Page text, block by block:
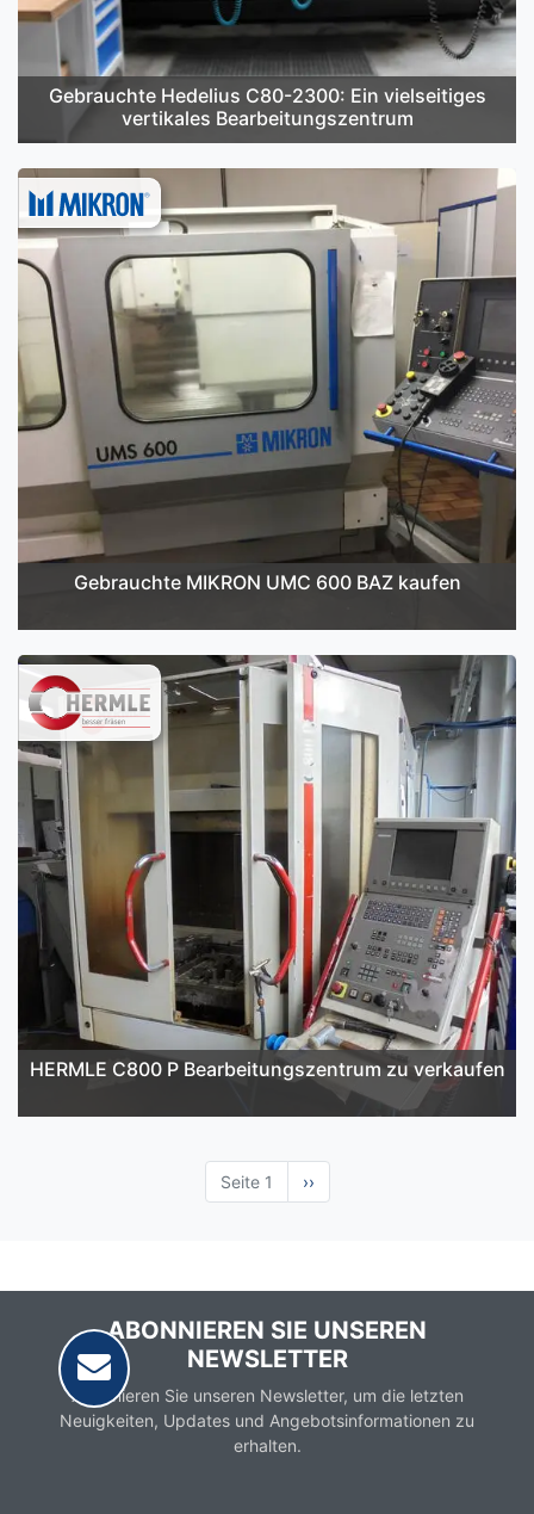
Gebrauchte Hedelius C80-2300: Ein vielseitiges
vertikales Bearbeitungszentrum
Gebrauchte MIKRON UMC 600 BAZ kaufen
HERMLE C800 P Bearbeitungszentrum zu verkaufen
Seite 1
Nächste
Seite
››
ABONNIEREN SIE UNSEREN
NEWSLETTER
Abonnieren Sie unseren Newsletter, um die letzten
Neuigkeiten, Updates und Angebotsinformationen zu
erhalten.